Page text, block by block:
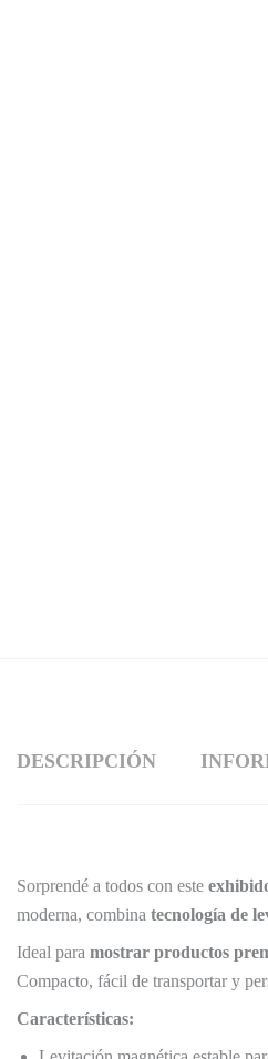
DESCRIPCIÓN
Sorprendé a todos con este
moderna, combina tecnología de
Ideal para mostrar productos
Compacto, fácil de transportar y
Características: